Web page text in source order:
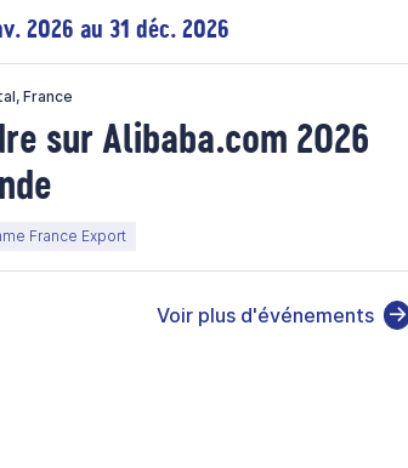
2026 au 31 déc. 2026
France
sur Alibaba.com 2026
France Export
Voir plus d'événements